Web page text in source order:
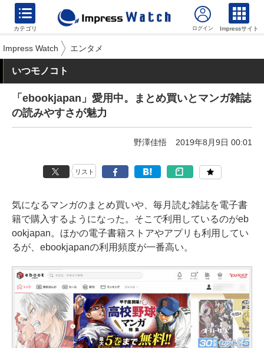
カテゴリ Impressサイト
Impress Watch エンタメ
いつモノコト
「ebookjapan」愛用中。まとめ買いとマンガ雑誌
の読みやすさが魅力
野澤佳悟 2019年8月9日 00:01
リスト
気になるマンガのまとめ買いや、毎月読む雑誌を電子書
籍で購入するようになった。そこで利用しているのがeb
ookjapan。ほかの電子書籍ストアやアプリも利用してい
るが、ebookjapanの利用頻度が一番高い。